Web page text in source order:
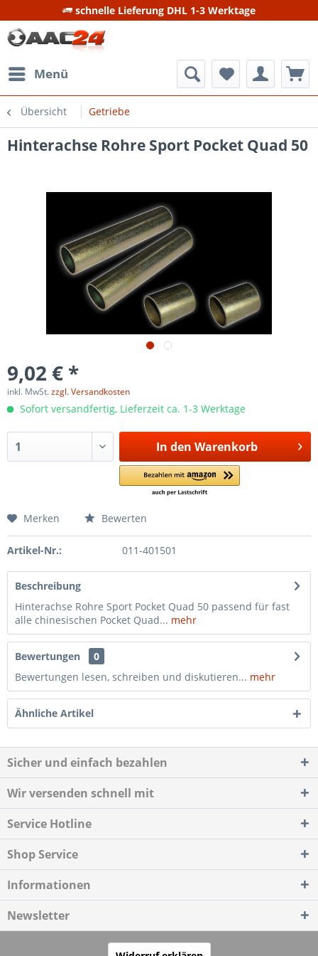
schnelle Lieferung DHL 1-3 Werktage
Menü
Übersicht Getriebe
Hinterachse Rohre Sport Pocket Quad 50
9,02 € *
inkl. MwSt.zzgl. Versandkosten
Sofort versandfertig, Lieferzeit ca. 1-3 Werktage
In den Warenkorb
Merken Bewerten
Artikel-Nr.: 011-401501
Beschreibung
Hinterachse Rohre Sport Pocket Quad 50 passend für fast
alle chinesischen Pocket Quad... mehr
Bewertungen
0
Bewertungen lesen, schreiben und diskutieren... mehr
Ähnliche Artikel
Sicher und einfach bezahlen
Wir versenden schnell mit
Service Hotline
Shop Service
Informationen
Newsletter